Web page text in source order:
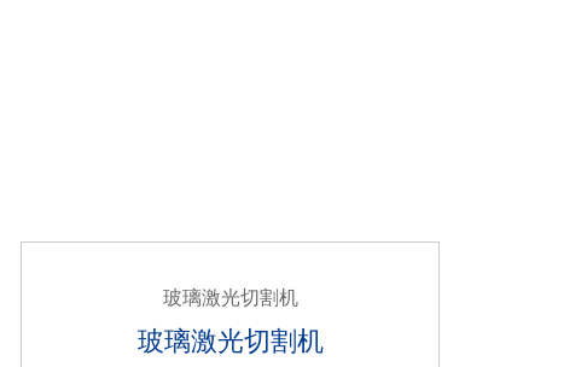
玻璃激光切割机
玻璃激光切割机